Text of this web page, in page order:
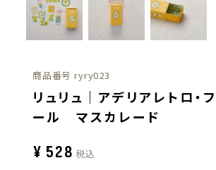
商品番号 ryry023
リュリュ｜アデリアレトロ・
ール マスカレード
¥ 528 税込